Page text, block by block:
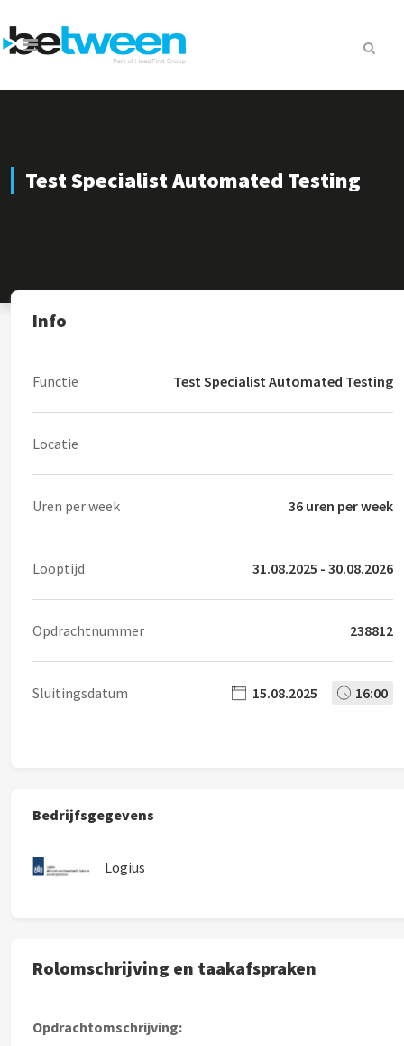
Test Specialist Automated Testing
Info
Functie Test Specialist Automated Testing
Locatie
Uren per week 36 uren per week
Looptijd 31.08.2025 - 30.08.2026
Opdrachtnummer 238812
Sluitingsdatum 15.08.2025 16:00
Bedrijfsgegevens
Logius
Rolomschrijving en taakafspraken
Opdrachtomschrijving: